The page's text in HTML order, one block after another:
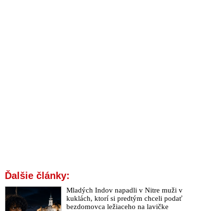
Ďalšie články:
Mladých Indov napadli v Nitre muži v
kuklách, ktorí si predtým chceli podať
bezdomovca ležiaceho na lavičke